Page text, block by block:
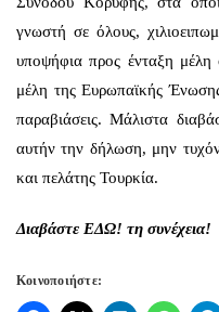
γνωστή σε όλους,
υποψήφια προς ένταξη μέλη
μέλη της Ευρωπαϊκής
παραβιάσεις. Μάλιστα
αυτήν την δήλωση, μην
και πελάτης Τουρκία.
Διαβάστε ΕΔΩ! τη συνέχεια!
Κοινοποιήστε: